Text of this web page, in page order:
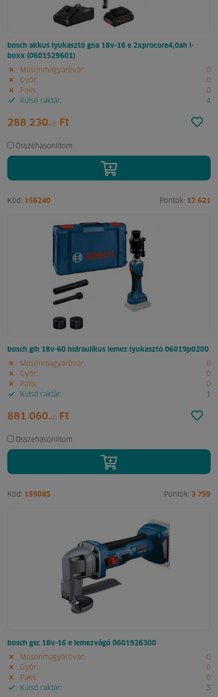
bosch akkus lyukasztó gna 18v-16 e 2xprocore4,0ah l-
boxx (0601529601)
Mosonmagyaróvár:
0
Győr:
0
Paks:
0
Külső raktár:
4
288 230.00 Ft
Összehasonlítom
Kód: 156240 Pontok: 17 621
bosch glh 18v-60 hidraulikus lemez lyukasztó 06019p0200
Mosonmagyaróvár:
0
Győr:
0
Paks:
0
Külső raktár:
1
881 060.00 Ft
Összehasonlítom
Kód: 155085 Pontok: 3 759
bosch gsc 18v-16 e lemezvágó 0601926300
Mosonmagyaróvár:
0
Győr:
0
Paks:
0
Külső raktár:
3